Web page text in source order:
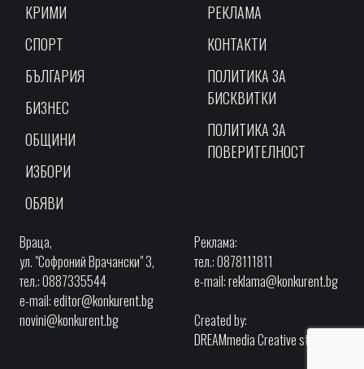
КРИМИ
СПОРТ
БЪЛГАРИЯ
БИЗНЕС
ОБЩИНИ
ИЗБОРИ
ОБЯВИ
РЕКЛАМА
КОНТАКТИ
ПОЛИТИКА ЗА
БИСКВИТКИ
ПОЛИТИКА ЗА
ПОВЕРИТЕЛНОСТ
Враца,
ул. "Софроний Врачански" 3,
тел.: 0887335544
e-mail:editor@konkurent.bg
novini@konkurent.bg
Реклама:
тел.: 0878111811
e-mail:reklama@konkurent.bg
Created by:
DREAMmedia Creative studio